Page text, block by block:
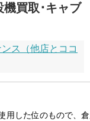
機買取･キャブ
ンス（他店とココ
用した位のもので、